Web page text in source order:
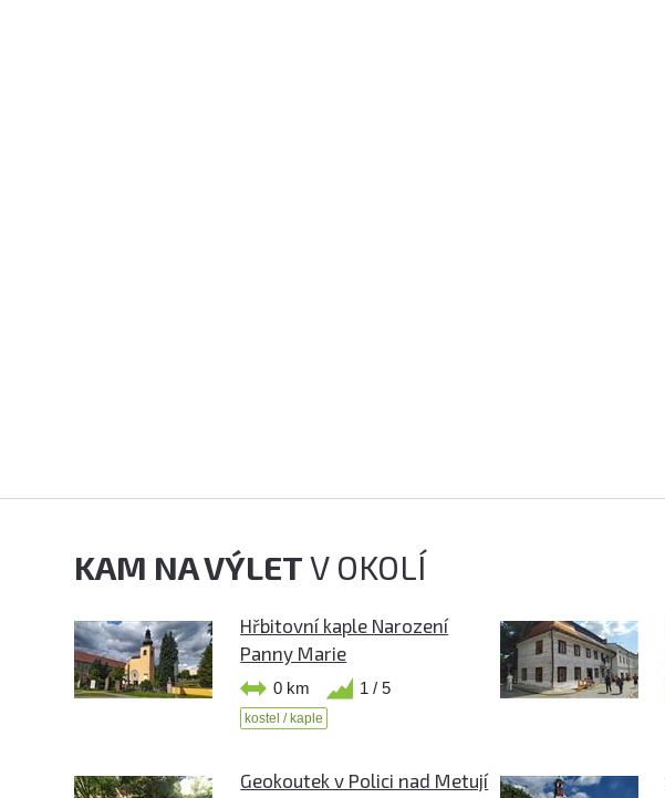
KAM NA VÝLETV OKOLÍ
Hřbitovní kaple Narození
Panny Marie
0 km 1 / 5
kostel / kaple
Geokoutek v Polici nad Metují